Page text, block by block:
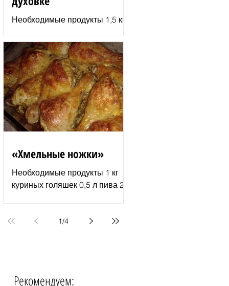
Необходимые продукты 1,5 кг
паприка смесь сухих
итальянских трав черный
молотый перец 2–3 ст. л.
растительного...
«Хмельные ножки»
Необходимые продукты 1 кг
куриных голяшек 0,5 л пива 2–
пачка изюма (200 г )...
1/4
Рекомендуем:
События недели